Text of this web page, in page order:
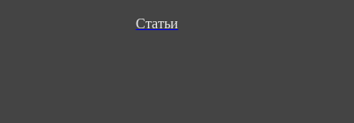
Статьи